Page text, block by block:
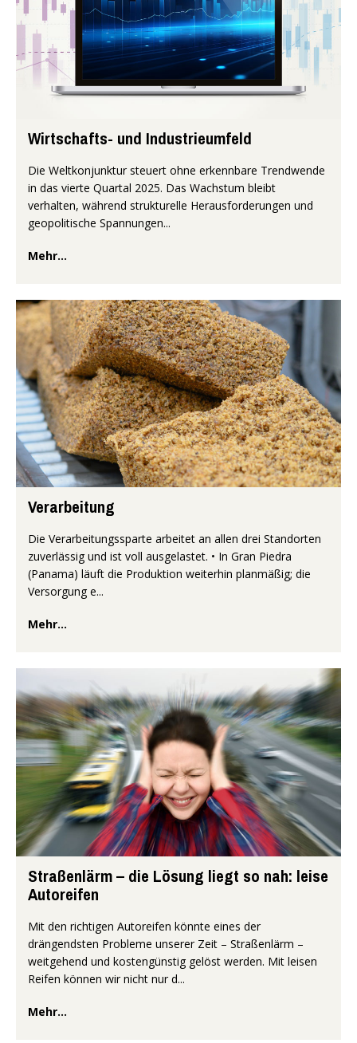
Wirtschafts- und Industrieumfeld
Die Weltkonjunktur steuert ohne erkennbare Trendwende
in das vierte Quartal 2025. Das Wachstum bleibt
verhalten, während strukturelle Herausforderungen und
geopolitische Spannungen...
Mehr...
Verarbeitung
Die Verarbeitungssparte arbeitet an allen drei Standorten
zuverlässig und ist voll ausgelastet. • In Gran Piedra
(Panama) läuft die Produktion weiterhin planmäßig; die
Versorgung e...
Mehr...
Straßenlärm – die Lösung liegt so nah: leise
Autoreifen
Mit den richtigen Autoreifen könnte eines der
drängendsten Probleme unserer Zeit – Straßenlärm –
weitgehend und kostengünstig gelöst werden. Mit leisen
Reifen können wir nicht nur d...
Mehr...